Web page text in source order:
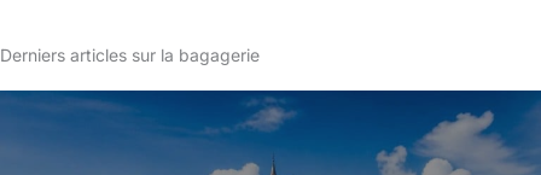
Derniers articles sur la bagagerie